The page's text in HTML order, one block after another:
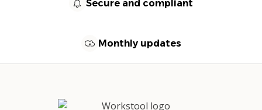
Secure and compliant
Monthly updates